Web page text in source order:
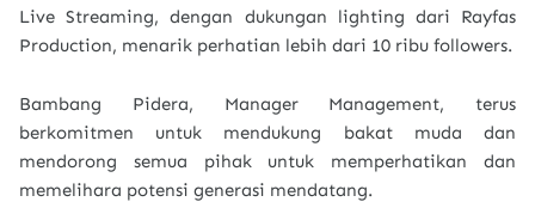
Live Streaming, dengan dukungan lighting dari Rayfas
Production, menarik perhatian lebih dari 10 ribu followers.
Bambang Pidera, Manager Management, terus
berkomitmen untuk mendukung bakat muda dan
mendorong semua pihak untuk memperhatikan dan
memelihara potensi generasi mendatang.